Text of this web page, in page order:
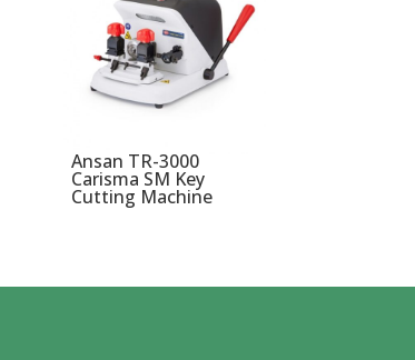
Ansan TR-3000
Carisma SM Key
Cutting Machine